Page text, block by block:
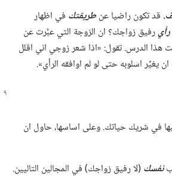
قد تكون راضيا عنطريقتك في اظهار
رأيرفيق زواجك؟‏ ان الزوجة التي عبَّرت عن
هذا الدرس.‏ تقول:‏ «اذا شعر زوجي اني اقلل
يغيِّر اسلوبه حتى لو لم اوافقه الرأي».‏
في شريك حياتك.‏ وعلى اساسها،‏ حاول ان
نفسك(‏لا رفيق زواجك)‏ في المجالين التاليين.‏